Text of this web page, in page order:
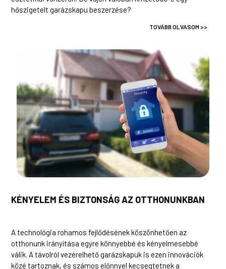
hőszigetelt garázskapu beszerzése?
TOVÁBB OLVASOM >>
KÉNYELEM ÉS BIZTONSÁG AZ OTTHONUNKBAN
A technológia rohamos fejlődésének köszönhetően az
otthonunk irányítása egyre könnyebbé és kényelmesebbé
válik. A távolról vezérelhető garázskapuk is ezen innovációk
közé tartoznak, és számos előnnyel kecsegtetnek a